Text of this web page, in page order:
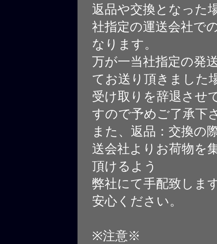
返品や交換となった
社指定の運送会社で
なります。
万が一当社指定の発
てお送り頂きました
受け取りを辞退させ
すので予めご了承下
また、返品：交換の
送会社よりお荷物を
頂けるよう
弊社にて手配致しま
安心ください。
※注意※